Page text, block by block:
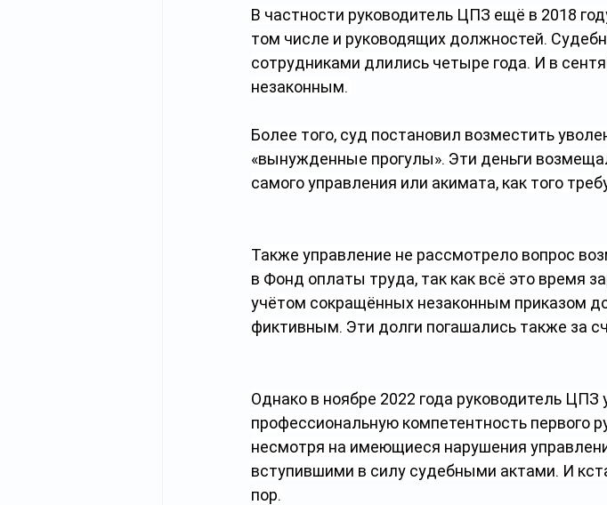
В частности руководитель ЦПЗ ещё в 2018
том числе и руководящих должностей.
сотрудниками длились четыре года. И в
незаконным.
Более того, суд постановил возместить
«вынужденные прогулы». Эти деньги
самого управления или акимата, как того
Также управление не рассмотрело вопрос
в Фонд оплаты труда, так как всё это время
учётом сокращённых незаконным приказом
фиктивным. Эти долги погашались также за
Однако в ноябре 2022 года руководитель
профессиональную компетентность первого
несмотря на имеющиеся нарушения
вступившими в силу судебными актами. И
пор.